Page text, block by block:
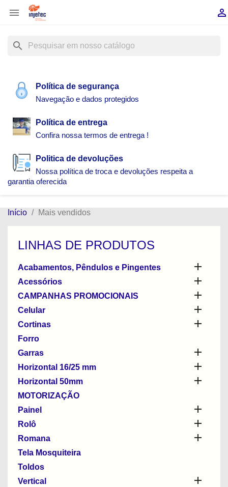
 
search
Política de segurança
Navegação e dados protegidos
Política de entrega
Confira nossa termos de entrega !
Politica de devoluções
Nossa política de troca e devoluções respeita a
garantia oferecida
Início Mais vendidos
LINHAS DE PRODUTOS
Acabamentos, Pêndulos e Pingentes 
Acessórios 
CAMPANHAS PROMOCIONAIS 
Celular 
Cortinas 
Forro
Garras

Horizontal 16/25 mm 
Horizontal 50mm 
MOTORIZAÇÃO
Painel

Rolô 
Romana 
Tela Mosquiteira
Toldos
Vertical
